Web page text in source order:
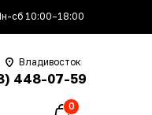
448-07-59
0
Владивосток
сб 10:00–18:00